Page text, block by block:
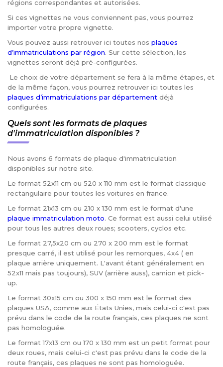
régions correspondantes et autorisées.
Si ces vignettes ne vous conviennent pas, vous pourrez
importer votre propre vignette.
Vous pouvez aussi retrouver ici toutes nos plaques
d’immatriculations par région. Sur cette sélection, les
vignettes seront déjà pré-configurées.
Le choix de votre département se fera à la même étapes, et
de la même façon, vous pourrez retrouver ici toutes les
plaques d’immatriculations par département déjà
configurées.
Quels sont les formats de plaques
d'immatriculation disponibles ?
Nous avons 6 formats de plaque d'immatriculation
disponibles sur notre site.
Le format 52x11 cm ou 520 x 110 mm est le format classique
rectangulaire pour toutes les voitures en france.
Le format 21x13 cm ou 210 x 130 mm est le format d'une
plaque immatriculation moto. Ce format est aussi celui utilisé
pour tous les autres deux roues; scooters, cyclos etc.
Le format 27,5x20 cm ou 270 x 200 mm est le format
presque carré, il est utilisé pour les remorques, 4x4 ( en
plaque arrière uniquement. L'avant étant généralement en
52x11 mais pas toujours), SUV (arrière auss), camion et pick-
up.
Le format 30x15 cm ou 300 x 150 mm est le format des
plaques USA, comme aux États Unies, mais celui-ci c'est pas
prévu dans le code de la route français, ces plaques ne sont
pas homologuée.
Le format 17x13 cm ou 170 x 130 mm est un petit format pour
deux roues, mais celui-ci c'est pas prévu dans le code de la
route français, ces plaques ne sont pas homologuée.